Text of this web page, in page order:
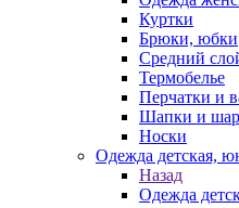
Куртки
Брюки, юбки
Средний
Термобелье
Перчатки и
Шапки и
Носки
Одежда детская,
Назад
Одежда